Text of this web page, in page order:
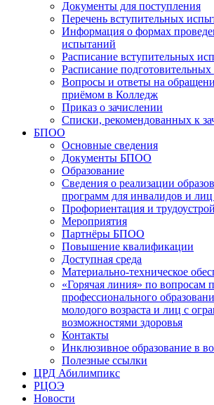
Документы для поступления
Перечень вступительных
Информация о формах
испытаний
Расписание вступительных
Расписание
Вопросы и ответы на
приёмом в Колледж
Приказ о зачислении
Списки, рекомендованных к
БПОО
Основные сведения
Документы БПОО
Образование
Сведения о реализации
программ для инвалидов и
Профориентация и
Мероприятия
Партнёры БПОО
Повышение квалификации
Доступная среда
Материально-техническое
«Горячая линия» по вопросам
профессионального
молодого возраста и лиц с
возможностями здоровья
Контакты
Инклюзивное образование в
Полезные ссылки
ЦРД Абилимпикс
РЦОЭ
Новости